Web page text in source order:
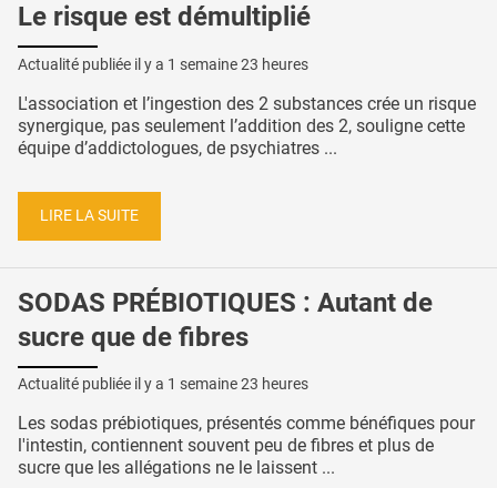
Le risque est démultiplié
Actualité publiée il y a 1 semaine 23 heures
L'association et l’ingestion des 2 substances crée un risque
synergique, pas seulement l’addition des 2, souligne cette
équipe d’addictologues, de psychiatres ...
LIRE LA SUITE
SODAS PRÉBIOTIQUES : Autant de
sucre que de fibres
Actualité publiée il y a 1 semaine 23 heures
Les sodas prébiotiques, présentés comme bénéfiques pour
l'intestin, contiennent souvent peu de fibres et plus de
sucre que les allégations ne le laissent ...